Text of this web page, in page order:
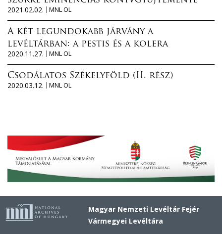
2021.02.02.
MNL OL
A két legundokabb járvány a
levéltárban: a pestis és a kolera
2020.11.27.
MNL OL
Csodálatos Székelyföld (II. rész)
2020.03.12.
MNL OL
Magyar Nemzeti Levéltár Fejér
Vármegyei Levéltára